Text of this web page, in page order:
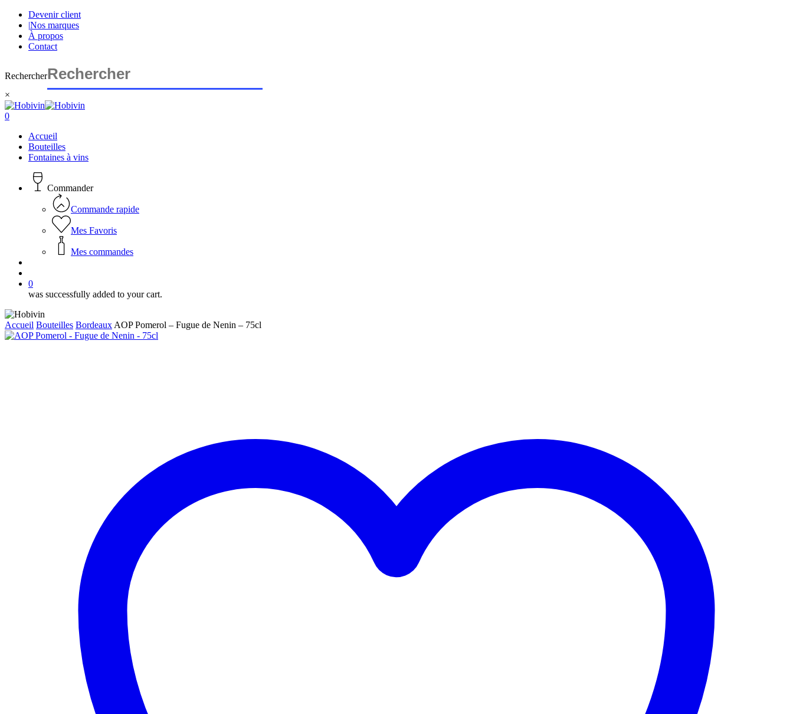
Skip
main
content
Devenir client
|Nos marques
À propos
Contact
Rechercher
×
Close
Search
search
account
0
Accueil
Bouteilles
Fontaines à vins
Commander
Commande rapide
Mes Favoris
Mes commandes
0
was successfully added to your cart.
Accueil Bouteilles Bordeaux AOP Pomerol – Fugue de Nenin – 75cl